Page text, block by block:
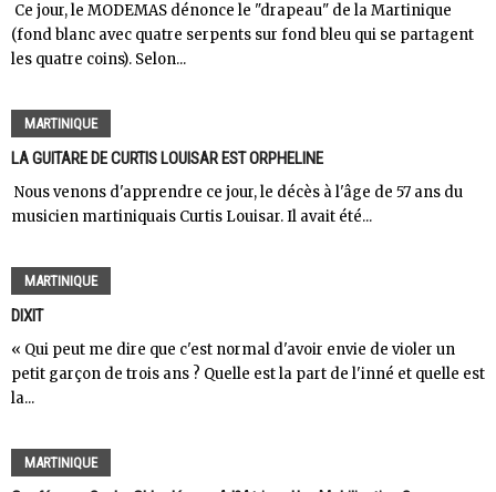
Ce jour, le MODEMAS dénonce le "drapeau" de la Martinique
(fond blanc avec quatre serpents sur fond bleu qui se partagent
les quatre coins). Selon...
MARTINIQUE
LA GUITARE DE CURTIS LOUISAR EST ORPHELINE
Nous venons d'apprendre ce jour, le décès à l'âge de 57 ans du
musicien martiniquais Curtis Louisar. Il avait été...
MARTINIQUE
DIXIT
« Qui peut me dire que c'est normal d'avoir envie de violer un
petit garçon de trois ans ? Quelle est la part de l'inné et quelle est
la...
MARTINIQUE